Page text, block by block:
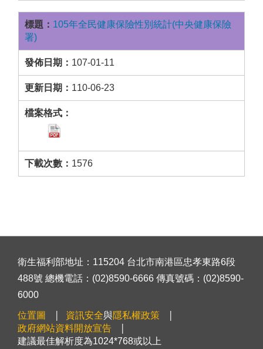
105年全民健康保險性別統計(中央健康保險
署)
107-01-11
110-06-23
1576
衛生福利部地址：115204 台北市南港區忠孝東路6段
488號 總機電話：(02)8590-6666 傳真號碼：(02)8590-
6000
位置圖 資訊安全與隱私權政策
政府網站資料開放宣告
建議最佳解析度為1024*768或以上